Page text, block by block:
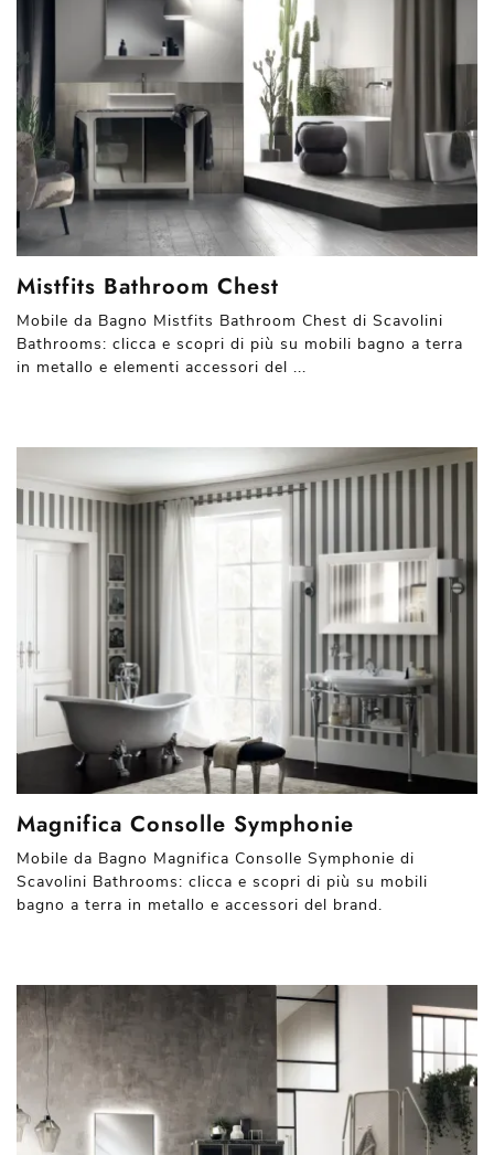
Mistfits Bathroom Chest
Mobile da Bagno Mistfits Bathroom Chest di Scavolini
Bathrooms: clicca e scopri di più su mobili bagno a terra
in metallo e elementi accessori del ...
Magnifica Consolle Symphonie
Mobile da Bagno Magnifica Consolle Symphonie di
Scavolini Bathrooms: clicca e scopri di più su mobili
bagno a terra in metallo e accessori del brand.